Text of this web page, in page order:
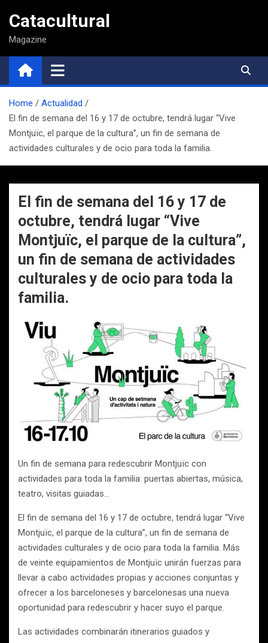
contenido
Catacultural
Magazine
Home
Actualidad
El fin de semana del 16 y 17 de octubre, tendrá lugar “Vive
Montjuïc, el parque de la cultura”, un fin de semana de
actividades culturales y de ocio para toda la familia.
El fin de semana del 16 y 17 de
octubre, tendrá lugar “Vive
Montjuïc, el parque de la cultura”,
un fin de semana de actividades
culturales y de ocio para toda la
familia.
Un fin de semana para redescubrir Montjuïc con
actividades para toda la familia: puertas abiertas, música,
teatro, visitas guiadas…
El fin de semana del 16 y 17 de octubre, tendrá lugar “Vive
Montjuïc, el parque de la cultura”, un fin de semana de
actividades culturales y de ocio para toda la familia. Más
de veinte equipamientos de Montjuïc unirán fuerzas para
llevar a cabo actividades propias y acciones conjuntas y
ofrecer a los barceloneses y barcelonesas una nueva
oportunidad para redescubrir y hacer suyo el parque.
Las actividades combinarán itinerarios guiados y